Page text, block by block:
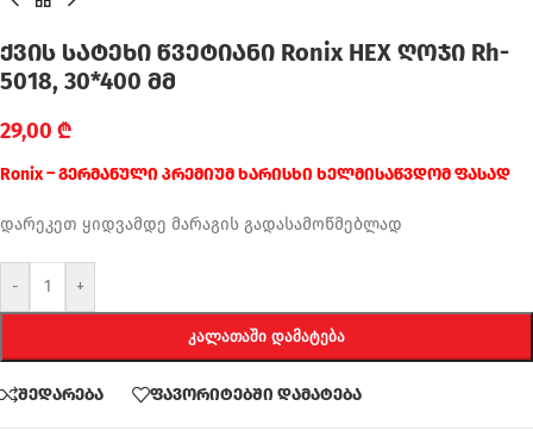
ქვის სატეხი წვეტიანი Ronix HEX ღოჯი Rh-
5018, 30*400 მმ
29,00 ₾
Ronix – გერმანული პრემიუმ ხარისხი ხელმისაწვდომ ფასად
დარეკეთ ყიდვამდე მარაგის გადასამოწმებლად
- +
ᲙᲐᲚᲐᲗᲐᲨᲘ ᲓᲐᲛᲐᲢᲔᲑᲐ
შედარება ფავორიტებში დამატება